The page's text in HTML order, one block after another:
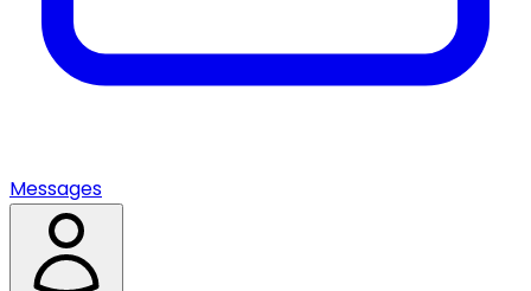
Messages